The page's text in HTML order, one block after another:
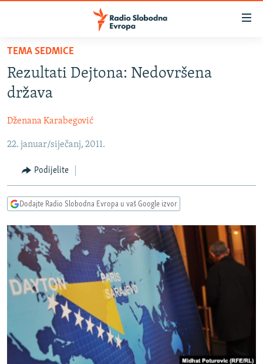
Pređite
glavni
sadržaj
na
navigaciju
Pređite
pretragu
VIJESTI
BOSNA I HERCEGOVINA
KOSOVO
CRNA GORA
VIZUELNO
FOTOGALERIJE
INFOGRAFIKE
PODCASTI
RAT U UKRAJINI
KINA NA BALKANU
RSE PRIČE IZ SVIJETA
ISPRIČAJ MI
DNEVNO@RSE
SPECIJALI RSE
VIŠE OD NASLOVA
GENOCID U SREBRENICI
PRATITE NAS
TEMA SEDMICE
Rezultati Dejtona: Nedovršena
država
Dženana Karabegović
22. januar/siječanj, 2011.
Podijelite
Dodajte Radio Slobodna Evropa u vaš Google izvor